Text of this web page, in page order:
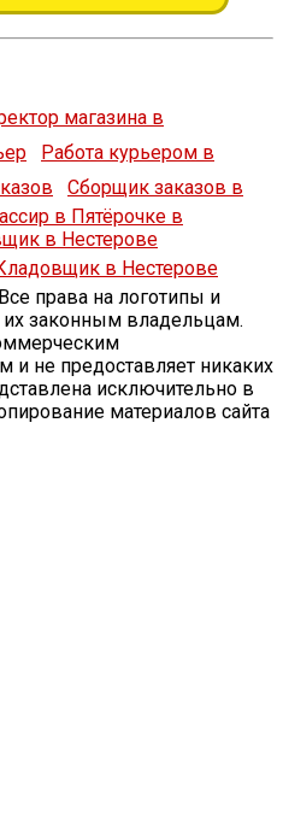
магазина в
Работа курьером в
Сборщик заказов в
в Пятёрочке в
в Нестерове
в Нестерове
права на логотипы и
законным владельцам.
не предоставляет никаких
исключительно в
материалов сайта